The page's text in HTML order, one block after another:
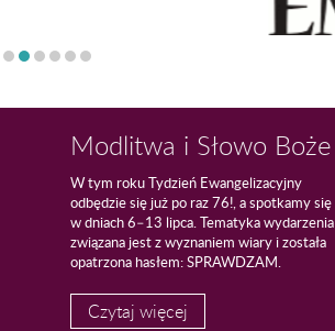
Modlitwa i Słowo Boże
W tym roku Tydzień Ewangelizacyjny
odbędzie się już po raz 76!, a spotkamy się
w dniach 6–13 lipca. Tematyka wydarzenia
związana jest z wyznaniem wiary i została
opatrzona hasłem: SPRAWDZAM.
Czytaj więcej